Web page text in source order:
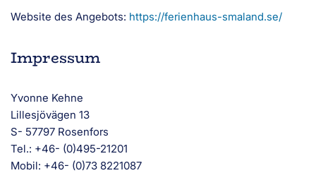
Website des Angebots: https://ferienhaus-smaland.se/
Impressum
Yvonne Kehne
Lillesjövägen 13
S- 57797 Rosenfors
Tel.: +46- (0)495-21201
Mobil: +46- (0)73 8221087